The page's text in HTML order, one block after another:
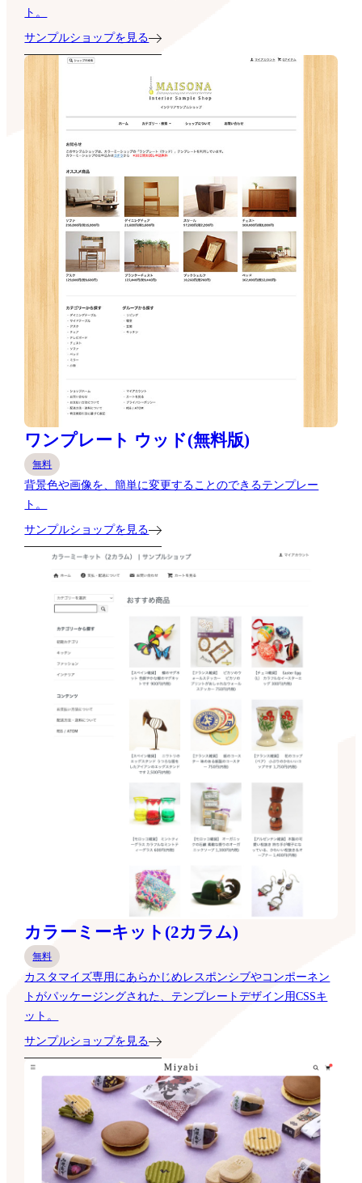
ト。
サンプルショップを見る
ワンプレート ウッド(無料版)
無料
背景色や画像を、簡単に変更することのできるテンプレー
ト。
サンプルショップを見る
カラーミーキット(2カラム)
無料
カスタマイズ専用にあらかじめレスポンシブやコンポーネン
トがパッケージングされた、テンプレートデザイン用CSSキ
ット。
サンプルショップを見る